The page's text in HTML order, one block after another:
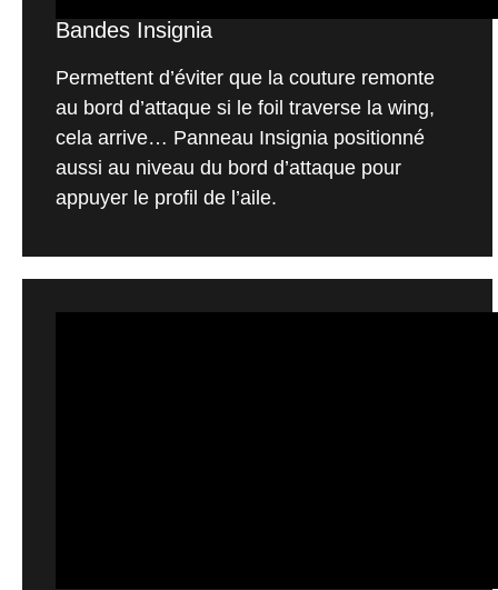
Bandes Insignia
Permettent d’éviter que la couture remonte
au bord d’attaque si le foil traverse la wing,
cela arrive… Panneau Insignia positionné
aussi au niveau du bord d’attaque pour
appuyer le profil de l’aile.